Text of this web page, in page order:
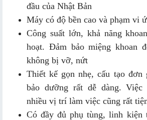
đầu của Nhật Bản
Máy có độ bền cao và phạm vi
Công suất lớn, khả năng
hoạt. Đảm bảo miệng khoan
không bị vỡ, nứt
Thiết kế gọn nhẹ, cấu tạo đơn
bảo dưỡng rất dễ dàng.
nhiều vị trí làm việc cũng rất
Có đầy đủ phụ tùng, linh kiện